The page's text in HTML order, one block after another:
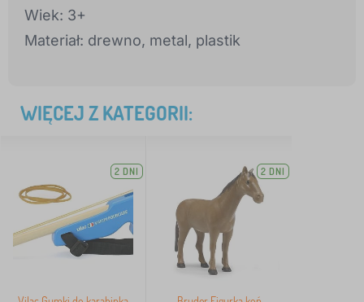
Wiek: 3+
Materiał: drewno, metal, plastik
WIĘCEJ Z KATEGORII:
2 DNI 2 DNI